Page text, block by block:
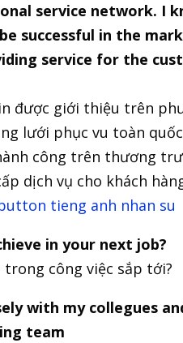
service network. I
successful in the
service for the
được giới thiệu trên
lưới phục vu toàn
công trên thương
dịch vụ cho khách
in your next job?
công việc sắp tới?
with my collegues
team